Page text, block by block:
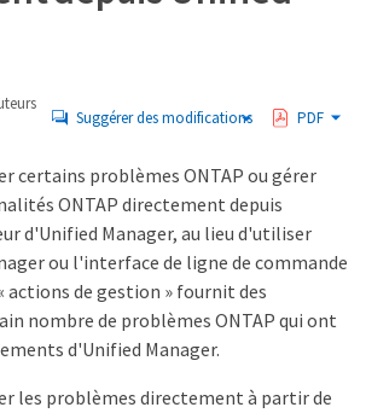
Suggérer des modifications PDF
certains problèmes ONTAP ou gérer
ONTAP directement depuis
d'Unified Manager, au lieu d'utiliser
ou l'interface de ligne de commande
actions de gestion » fournit des
nombre de problèmes ONTAP qui ont
d'Unified Manager.
les problèmes directement à partir de